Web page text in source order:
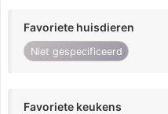
Favoriete huisdieren
Niet gespecificeerd
Favoriete keukens